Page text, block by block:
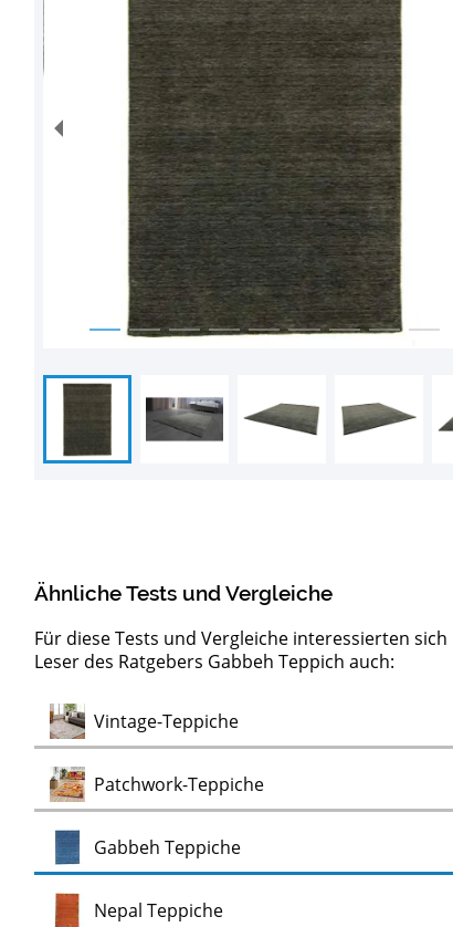
Ähnliche Tests und Vergleiche
Für diese Tests und Vergleiche interessierten sich
Leser des Ratgebers Gabbeh Teppich auch:
Vintage-TeppicheTest
Patchwork-TeppicheTest
Gabbeh TeppicheTest
Nepal TeppicheTest